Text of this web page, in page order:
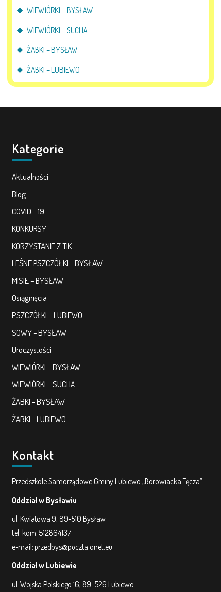
WIEWIÓRKI – BYSŁAW
WIEWIÓRKI – SUCHA
ŻABKI – BYSŁAW
ŻABKI – LUBIEWO
Kategorie
Aktualności
Blog
COVID – 19
KONKURSY
KORZYSTANIE Z TIK
LEŚNE PSZCZÓŁKI – BYSŁAW
MISIE – BYSŁAW
Osiągnięcia
PSZCZÓŁKI – LUBIEWO
SOWY – BYSŁAW
Uroczystości
WIEWIÓRKI – BYSŁAW
WIEWIÓRKI – SUCHA
ŻABKI – BYSŁAW
ŻABKI – LUBIEWO
Kontakt
Przedszkole Samorządowe Gminy Lubiewo „Borowiacka Tęcza”
Oddział w Bysławiu
ul. Kwiatowa 9, 89-510 Bysław
tel. kom. 512864137
e-mail: przedbys@poczta.onet.eu
Oddział w Lubiewie
ul. Wojska Polskiego 16, 89-526 Lubiewo